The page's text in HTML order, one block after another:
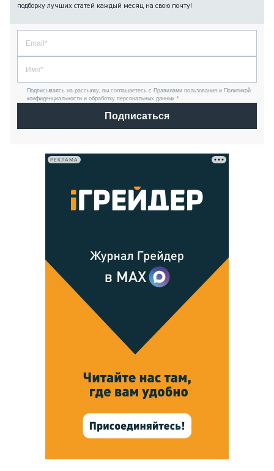
подборку лучших статей каждый месяц на свою почту!
Подписываясь на рассылку, вы соглашаетесь с Правилами пользования и Политикой
конфиденциальности и обработку персональных данных *
Подписаться
РЕКЛАМА